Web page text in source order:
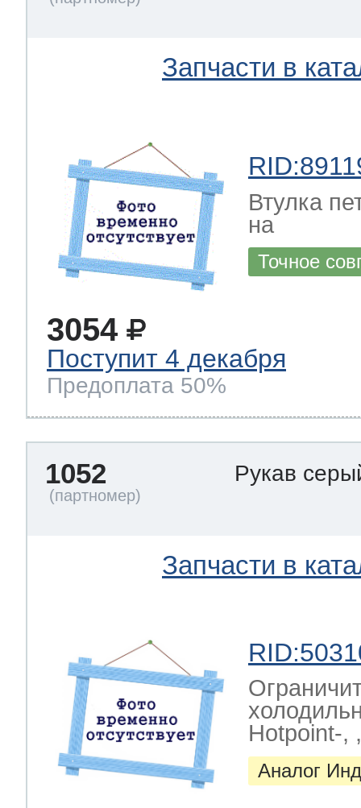
Запчасти в
Втулка
на
Точное
3054
Поступит 4 декабря
Предоплата 50%
1052 Рукав
Запчасти в
Hotpoint-,
Аналог